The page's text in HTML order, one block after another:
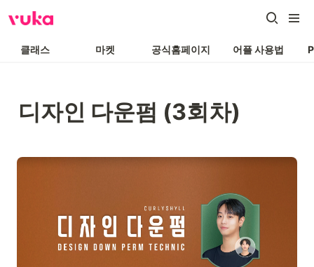
클래스 마켓 공식홈페이지 어플 사용법
디자인 다운펌 (3회차)